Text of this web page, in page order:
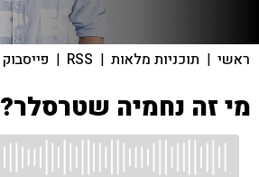
ראשי | תוכניות מלאות |
RSS
| פייסבוק
מי זה נחמיה שטרסלר?